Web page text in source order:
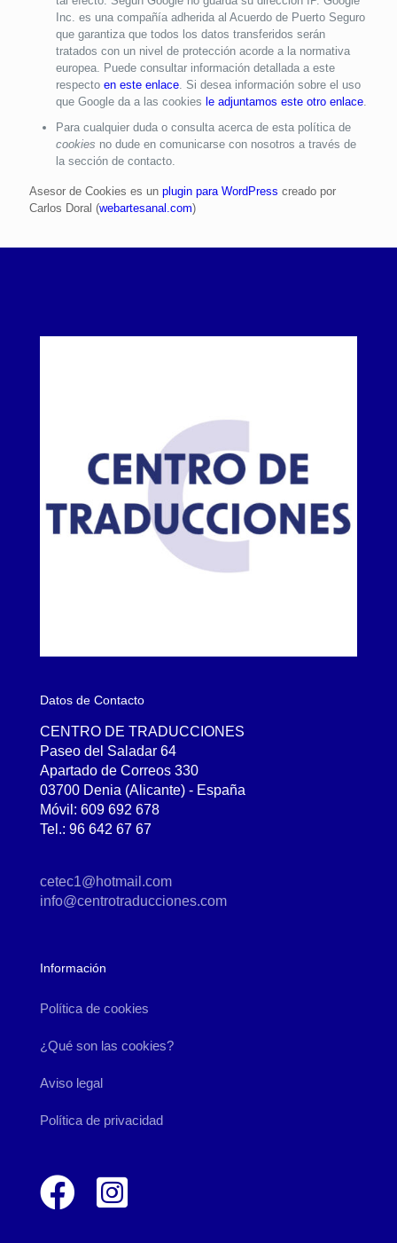
Inc. es una compañía adherida al Acuerdo de Puerto Seguro
que garantiza que todos los datos transferidos serán
tratados con un nivel de protección acorde a la normativa
europea. Puede consultar información detallada a este
respecto en este enlace . Si desea información sobre el uso
que Google da a las cookies le adjuntamos este otro enlace
Para cualquier duda o consulta acerca de esta política de
cookies no dude en comunicarse con nosotros a través de
la sección de contacto.
Asesor de Cookies es un plugin para WordPress creado por
Carlos Doral (webartesanal.com)
Datos de Contacto
CENTRO DE TRADUCCIONES
Paseo del Saladar 64
Apartado de Correos 330
03700 Denia (Alicante) - España
Móvil: 609 692 678
Tel.: 96 642 67 67
cetec1@hotmail.com
info@centrotraducciones.com
Información
Política de cookies
¿Qué son las cookies?
Aviso legal
Política de privacidad